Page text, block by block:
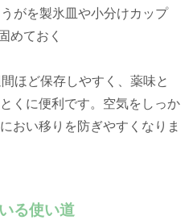
がを製氷皿や小分けカップ
めておく
ほど保存しやすく、薬味と
くに便利です。空気をしっか
おい移りを防ぎやすくなりま
る使い道